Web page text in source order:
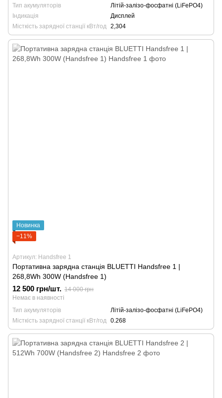
Тип акумуляторів
Літій-залізо-фосфатні (LiFePO4)
Індикація
Дисплей
Місткість зарядної станції кВт/год 2,304
Новинка
−11%
Артикул: Handsfree 1
Портативна зарядна станція BLUETTI Handsfree 1 |
268,8Wh 300W (Handsfree 1)
12 500 грн/шт. 14 000 грн
Немає в наявності
Тип акумуляторів
Літій-залізо-фосфатні (LiFePO4)
Місткість зарядної станції кВт/год 0.268